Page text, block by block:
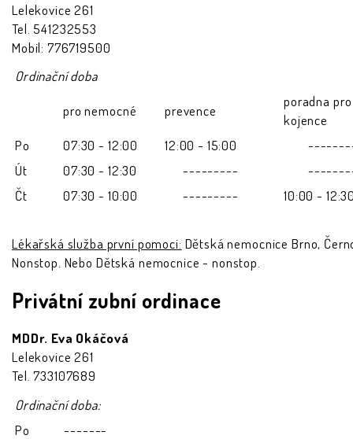
Lelekovice 261
Tel. 541232553
Mobil: 776719500
Ordinační doba
pro nemocné prevence
poradna pro
kojence
Po
07:30 - 12:00 12:00 - 15:00
Út
07:30 - 12:30 ---------
Čt
07:30 - 10:00 --------- 10:00 -
Lékařská služba první pomoci: Dětská nemocnice Brno,
Nonstop. Nebo Dětská nemocnice - nonstop.
Privátní zubní ordinace
MDDr. Eva Okáčová
Lelekovice 261
Tel. 733107689
Ordinační doba:
Po
-------